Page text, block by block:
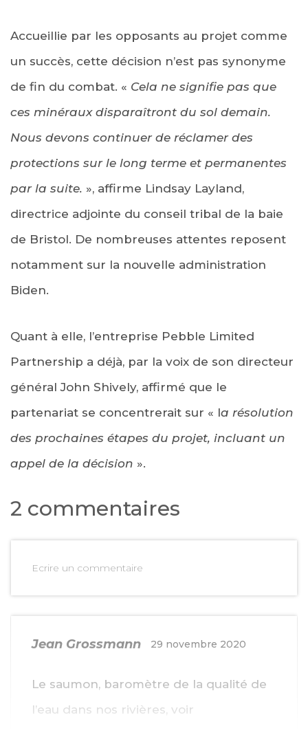
Accueillie par les opposants au projet comme
un succès, cette décision n’est pas synonyme
de fin du combat. « Cela ne signifie pas que
ces minéraux disparaîtront du sol demain.
Nous devons continuer de réclamer des
protections sur le long terme et permanentes
par la suite. », affirme Lindsay Layland,
directrice adjointe du conseil tribal de la baie
de Bristol. De nombreuses attentes reposent
notamment sur la nouvelle administration
Biden.
Quant à elle, l’entreprise Pebble Limited
Partnership a déjà, par la voix de son directeur
général John Shively, affirmé que le
partenariat se concentrerait sur « la résolution
des prochaines étapes du projet, incluant un
appel de la décision ».
2 commentaires
Ecrire un commentaire
Jean Grossmann 29 novembre 2020
Le saumon, baromètre de la qualité de
l’eau dans nos rivières, voir